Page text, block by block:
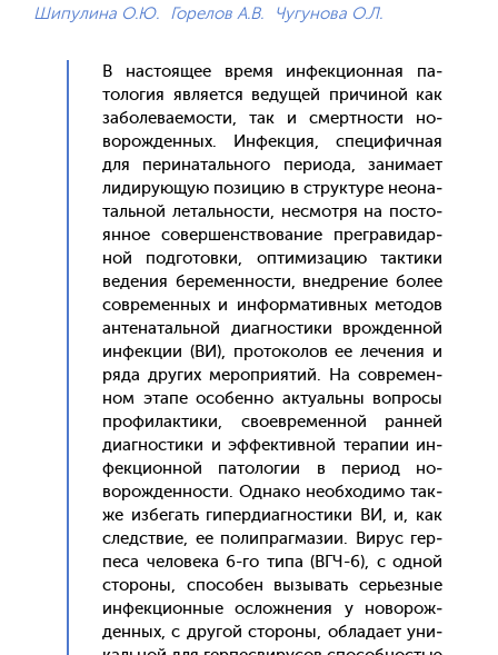
Шипулина О.Ю.
Горелов А.В. Чугунова О.Л.
В нас­то­ящее вре­мя ин­фекци­он­ная па­
толо­гия яв­ля­ет­ся ве­дущей при­чиной как
за­боле­ва­емос­ти, так и смер­тнос­ти но­
ворож­денных. Ин­фекция, спе­цифич­ная
для пе­рина­таль­но­го пе­ри­ода, за­нима­ет
ли­диру­ющую по­зицию в струк­ту­ре не­она­
таль­ной ле­таль­нос­ти, нес­мотря на пос­то­
ян­ное со­вер­шенс­тво­вание прег­ра­видар­
ной под­го­тов­ки, оп­ти­миза­цию так­ти­ки
ве­дения бе­ремен­ности, внед­ре­ние бо­лее
сов­ре­мен­ных и ин­форма­тив­ных ме­тодов
ан­те­наталь­ной ди­аг­ности­ки врож­денной
ин­фекции (ВИ), про­токо­лов ее ле­чения и
ря­да дру­гих ме­роп­ри­ятий. На сов­ре­мен­
ном эта­пе осо­бен­но ак­ту­аль­ны воп­ро­сы
про­филак­ти­ки, сво­ев­ре­мен­ной ран­ней
ди­аг­ности­ки и эф­фектив­ной те­рапии ин­
фекци­он­ной па­толо­гии в пе­ри­од но­
ворож­деннос­ти. Од­на­ко не­об­хо­димо так­
же из­бе­гать ги­пер­ди­аг­ности­ки ВИ, и, как
следс­твие, ее по­лип­рагма­зии. Ви­рус гер­
пе­са че­лове­ка 6-го ти­па (ВГЧ-6), с од­ной
сто­роны, спо­собен вы­зывать серь­ез­ные
ин­фекци­он­ные ос­ложне­ния у но­ворож­
денных, с дру­гой сто­роны, об­ла­да­ет уни­